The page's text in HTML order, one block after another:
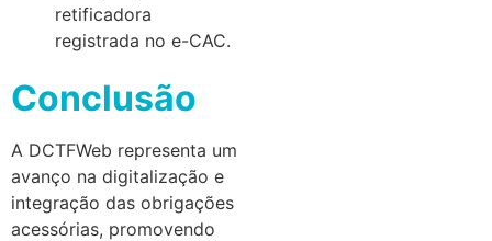
retificadora
registrada no e-CAC.
Conclusão
A DCTFWeb representa um
avanço na digitalização e
integração das obrigações
acessórias, promovendo